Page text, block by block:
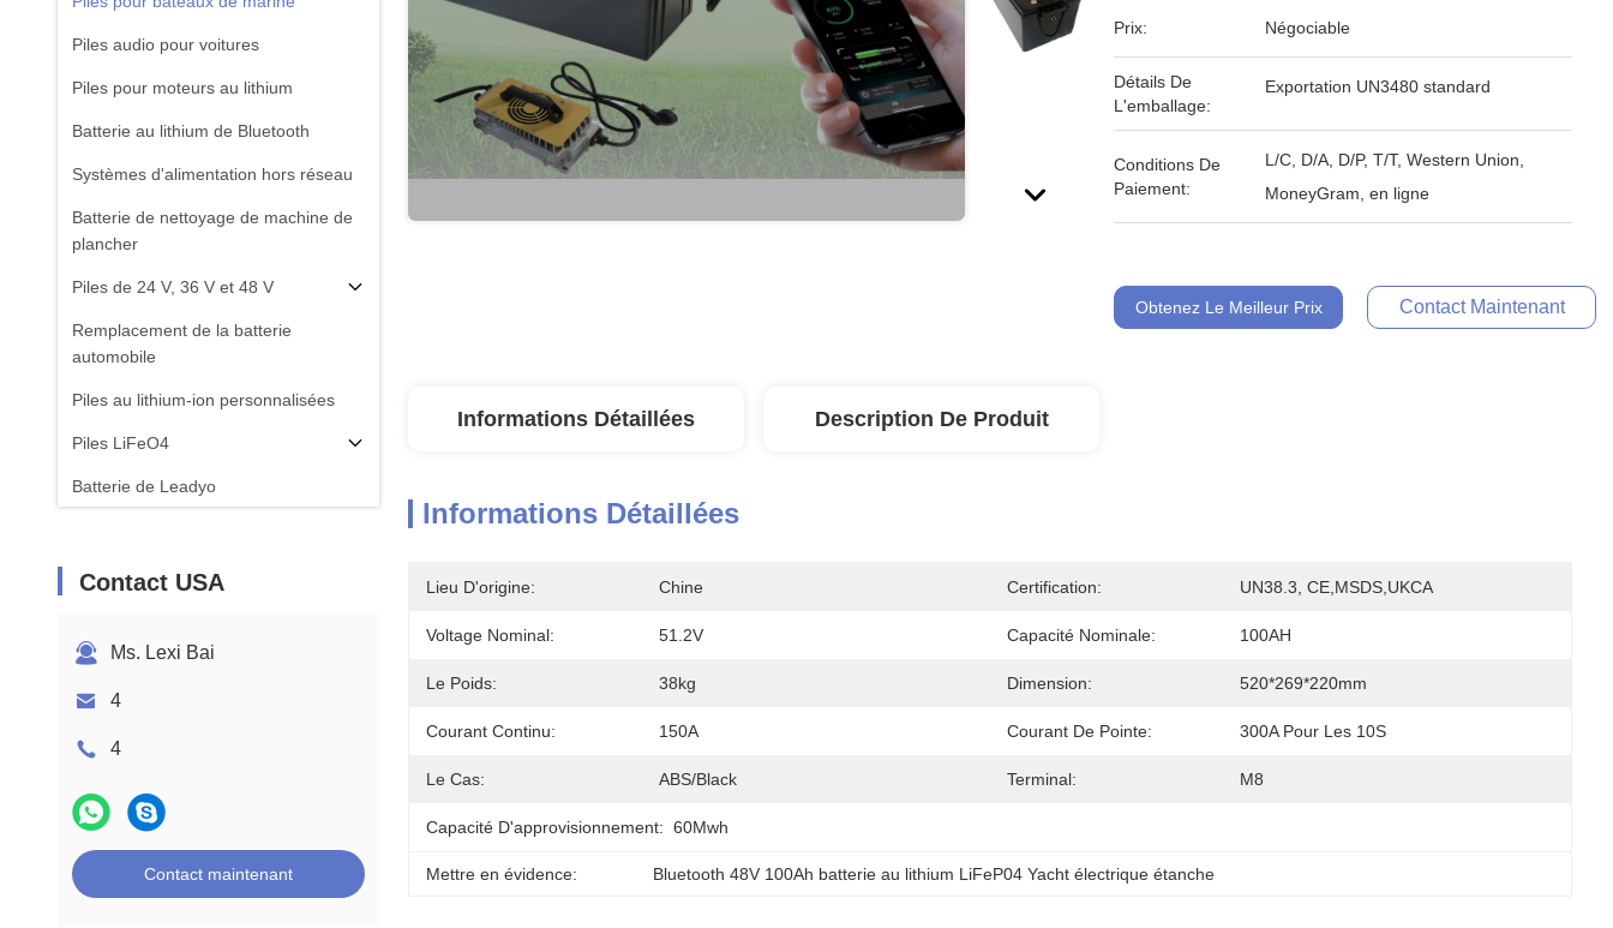
Piles audio pour voitures
Piles pour moteurs au lithium
Batterie au lithium de Bluetooth
Systèmes d'alimentation hors réseau
Batterie de nettoyage de machine de
plancher
Piles de 24 V, 36 V et 48 V
Remplacement de la batterie
automobile
Piles au lithium-ion personnalisées
Piles LiFeO4
Batterie de Leadyo
Contact USA
Ms. Lexi Bai
4
4
Contact maintenant
Prix: Négociable
Détails De
L'emballage:
Exportation UN3480 standard
Conditions De
Paiement:
L/C, D/A, D/P, T/T, Western Union,
MoneyGram, en ligne
Obtenez Le Meilleur Prix Contact Maintenant
Informations Détaillées Description De Produit
Informations Détaillées
Lieu D'origine: Chine Certification: UN38.3, CE,MSDS,UKCA
Voltage Nominal: 51.2V Capacité Nominale: 100AH
Le Poids: 38kg Dimension: 520*269*220mm
Courant Continu: 150A Courant De Pointe: 300A Pour Les 10S
Le Cas: ABS/Black Terminal: M8
Capacité D'approvisionnement: 60Mwh
Mettre en évidence: Bluetooth 48V 100Ah batterie au lithium LiFeP04 Yacht électrique étanche